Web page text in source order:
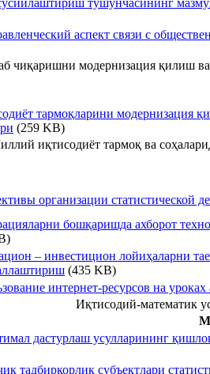
тушунчасининг
аспект связи с
чиқаришни модернизация қилиш
тармоқларини модернизация
(259 KB)
иқтисодиёт тармоқ ва
организации статистической
бошқаришда ахборот
– инвестицион лойиҳаларни
(435 KB)
интернет-ресурсов на уроках
Иқтисодий-математик
дастурлаш усулларининг
тадбиркорлик субъектлари